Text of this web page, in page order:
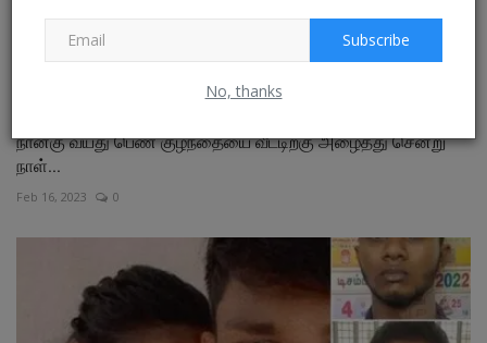
Subscribe
No, thanks
நான்கு வயது பெண் குழந்தையை வீட்டிற்கு அழைத்து சென்று
நாள்...
Feb 16, 2023 0